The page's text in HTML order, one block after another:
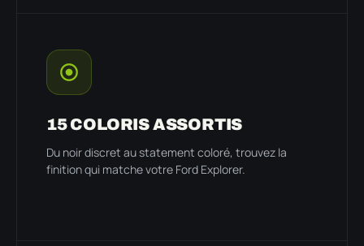
15 COLORIS ASSORTIS
Du noir discret au statement coloré, trouvez la
finition qui matche votre Ford Explorer.